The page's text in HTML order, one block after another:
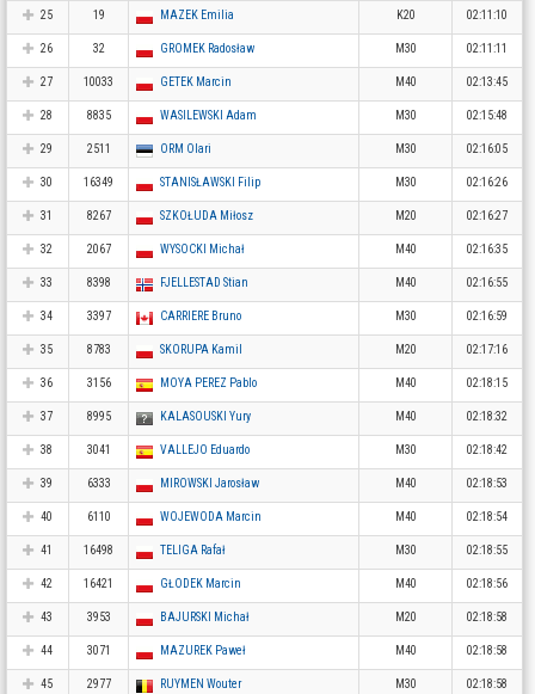
25 19 MAZEK Emilia K20 02:11:10
26 32 GROMEK Radosław M30 02:11:11
27 10033 GETEK Marcin M40 02:13:45
28 8835 WASILEWSKI Adam M30 02:15:48
29 2511 ORM Olari M30 02:16:05
30 16349 STANISŁAWSKI Filip M30 02:16:26
31 8267 SZKOŁUDA Miłosz M20 02:16:27
32 2067 WYSOCKI Michał M40 02:16:35
33 8398 FJELLESTAD Stian M40 02:16:55
34 3397 CARRIERE Bruno M30 02:16:59
35 8783 SKORUPA Kamil M20 02:17:16
36 3156 MOYA PEREZ Pablo M40 02:18:15
37 8995 KALASOUSKI Yury M40 02:18:32
38 3041 VALLEJO Eduardo M30 02:18:42
39 6333 MIROWSKI Jarosław M40 02:18:53
40 6110 WOJEWODA Marcin M40 02:18:54
41 16498 TELIGA Rafał M30 02:18:55
42 16421 GŁODEK Marcin M40 02:18:56
43 3953 BAJURSKI Michał M20 02:18:58
44 3071 MAZUREK Paweł M40 02:18:58
45 2977 RUYMEN Wouter M30 02:18:58